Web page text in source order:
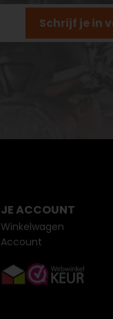
Schrijf je in
JE ACCOUNT
Winkelwagen
Account